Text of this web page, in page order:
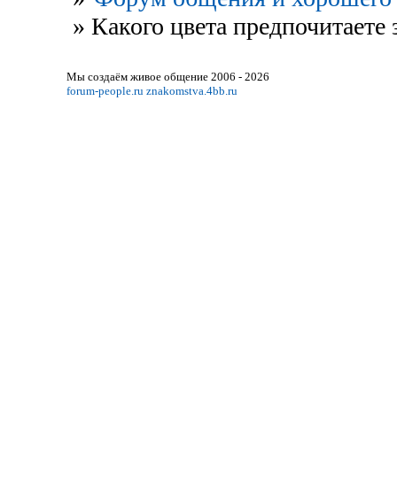
» Какого цвета
Мы создаём живое общение 2006 - 2026
forum-people.ru znakomstva.4bb.ru